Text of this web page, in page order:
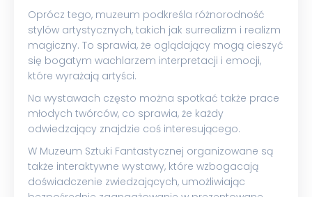
Oprócz tego, muzeum podkreśla różnorodność
stylów artystycznych, takich jak surrealizm i realizm
magiczny. To sprawia, że oglądający mogą cieszyć
się bogatym wachlarzem interpretacji i emocji,
które wyrażają artyści.
Na wystawach często można spotkać także prace
młodych twórców, co sprawia, że każdy
odwiedzający znajdzie coś interesującego.
W Muzeum Sztuki Fantastycznej organizowane są
także interaktywne wystawy, które wzbogacają
doświadczenie zwiedzających, umożliwiając